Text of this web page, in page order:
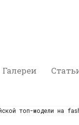
Галереи
топ-модели на